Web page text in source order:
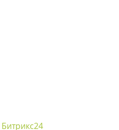
Битрикс24